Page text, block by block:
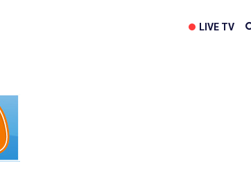
LIVE TV